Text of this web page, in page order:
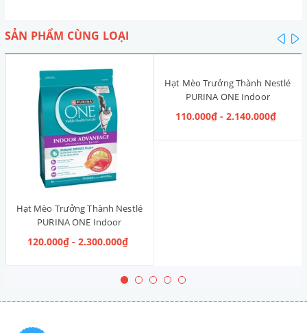
SẢN PHẨM CÙNG LOẠI
Hạt Mèo Trưởng Thành Nestlé
PURINA ONE Indoor
Advantage Salmon & Tuna [Vị
Cá Hồi & Cá Ngừ]
120.000₫ - 2.300.000₫
Hạt Mèo Trưởng Thành Nestlé
PURINA ONE Indoor
Advantage [Vị Gà]
110.000₫ - 2.140.000₫